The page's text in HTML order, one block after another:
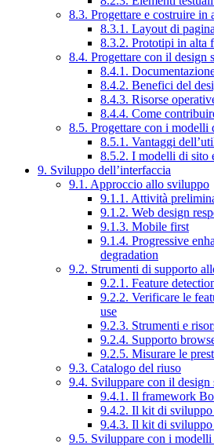
8.3. Progettare e costruire in
8.3.1. Layout di pagina
8.3.2. Prototipi in alta
8.4. Progettare con il design
8.4.1.
8.4.2. Benefici del
8.4.3. Risorse
8.4.4. Come
8.5. Progettare con i modelli
8.5.1. Vantaggi
8.5.2. I modelli di sito
9. Sviluppo dell’interfaccia
9.1. Approccio allo sviluppo
9.1.1. Attività
9.1.2. Web design
9.1.3. Mobile first
9.1.4. Progressive
degradation
9.2. Strumenti di supporto
9.2.1. Feature
9.2.2. Verificare le
use
9.2.3. Strumenti e
9.2.4. Supporto
9.2.5. Misurare le
9.3. Catalogo del riuso
9.4. Sviluppare con il design
9.4.1. Il framework
9.4.2. Il kit di sviluppo
9.4.3. Il kit di
9.5. Sviluppare con i